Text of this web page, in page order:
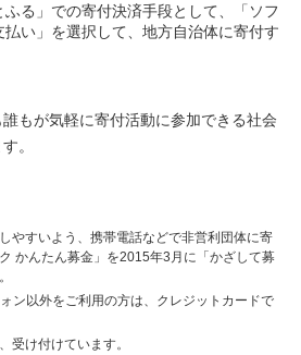
ふる」での寄付決済手段として、「ソフ
払い」を選択して、地方自治体に寄付す
もが気軽に寄付活動に参加できる社会
。
やすいよう、携帯電話などで非営利団体に寄
かんたん募金」を2015年3月に「かざして募
ン以外をご利用の方は、クレジットカードで
受け付けています。